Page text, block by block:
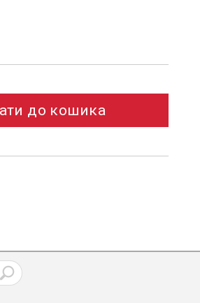
до кошика